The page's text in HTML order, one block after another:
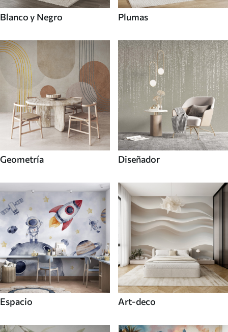
Blanco y Negro Plumas
Geometría Diseñador
Espacio Art-deco